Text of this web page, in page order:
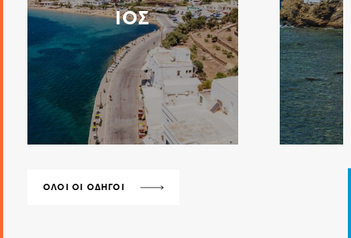
ΙΟΣ
ΟΛΟΙ ΟΙ ΟΔΗΓΟΙ